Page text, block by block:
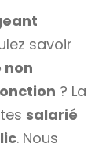
savoir
non
? La
salarié
. Nous